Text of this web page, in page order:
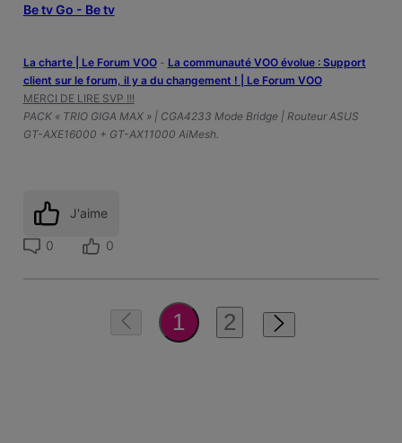
Be tv Go - Be tv
La charte | Le Forum VOO- ‎La communauté VOO évolue : Support
client sur le forum, il y a du changement ! | Le Forum VOO
MERCI DE LIRE SVP !!!
PACK « TRIO GIGA MAX » | CGA4233 Mode Bridge | Routeur ASUS
GT-AXE16000 + GT-AX11000 AiMesh.
J'aime
0 0
1 2